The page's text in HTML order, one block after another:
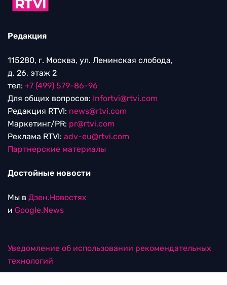
Редакция
115280, г. Москва, ул. Ленинская слобода,
д. 26, этаж 2
тел: +7 (499) 579-86-96
Для общих вопросов: Infortvi@rtvi.com
Редакция RTVI: news@rtvi.com
Маркетинг/PR: pr@rtvi.com
Реклама RTVI: adv-eu@rtvi.com
Партнерские материалы
Достойные новости
Мы в Дзен.Новостях
и Google.News
Уведомление об использовании рекомендательных
технологий